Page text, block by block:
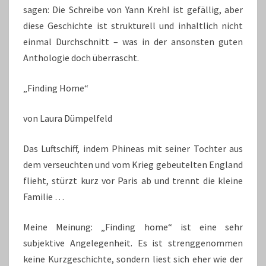
sagen: Die Schreibe von Yann Krehl ist gefällig, aber
diese Geschichte ist strukturell und inhaltlich nicht
einmal Durchschnitt – was in der ansonsten guten
Anthologie doch überrascht.
„Finding Home“
von Laura Dümpelfeld
Das Luftschiff, indem Phineas mit seiner Tochter aus
dem verseuchten und vom Krieg gebeutelten England
flieht, stürzt kurz vor Paris ab und trennt die kleine
Familie …
Meine Meinung: „Finding home“ ist eine sehr
subjektive Angelegenheit. Es ist strenggenommen
keine Kurzgeschichte, sondern liest sich eher wie der